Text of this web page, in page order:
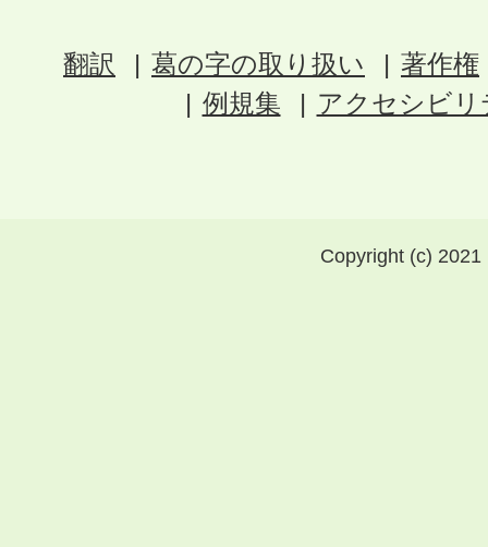
翻訳 葛の字の取り扱い
著作権
例規集
アクセシビ
Copyright (c)